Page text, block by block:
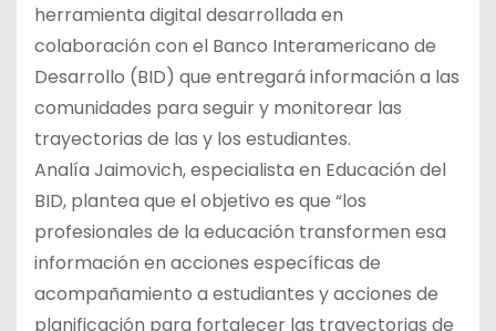
herramienta digital desarrollada en
colaboración con el Banco Interamericano de
Desarrollo (BID) que entregará información a las
comunidades para seguir y monitorear las
trayectorias de las y los estudiantes.
Analía Jaimovich, especialista en Educación del
BID, plantea que el objetivo es que “los
profesionales de la educación transformen esa
información en acciones específicas de
acompañamiento a estudiantes y acciones de
planificación para fortalecer las trayectorias de